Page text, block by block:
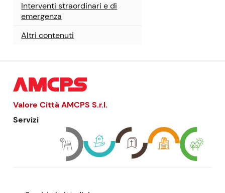
Interventi straordinari e di
emergenza
Altri contenuti
Valore Città AMCPSS.r.l.
Servizi